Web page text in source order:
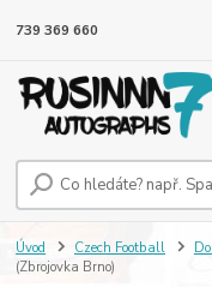
739 369 660
Úvod Czech Football
(Zbrojovka Brno)